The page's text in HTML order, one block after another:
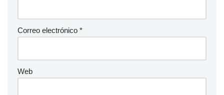
Correo electrónico *
Web